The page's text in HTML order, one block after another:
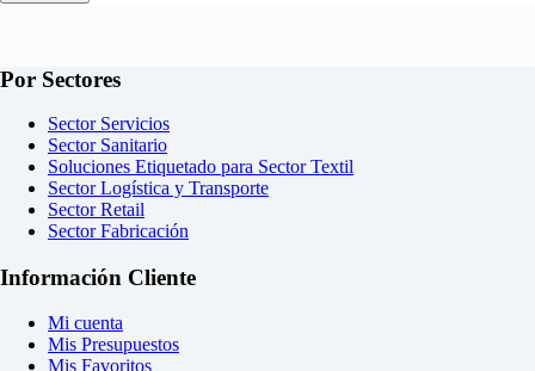
Por Sectores
Sector Servicios
Sector Sanitario
Soluciones Etiquetado para Sector Textil
Sector Logística y Transporte
Sector Retail
Sector Fabricación
Información Cliente
Mi cuenta
Mis Presupuestos
Mis Favoritos